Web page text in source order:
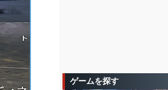
ゲームを探す